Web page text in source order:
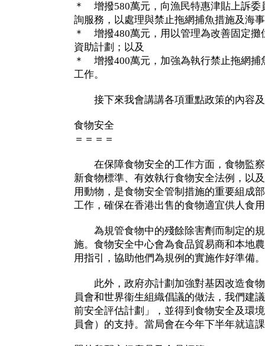
＊ 增撥580萬元，向漁民特惠津貼上訴委
詢服務，以處理與禁止拖網捕魚措施及海
＊ 增撥480萬元，用以管理為改善固定攤
資助計劃；以及
＊ 增撥400萬元，加強為執行禁止拖網捕
工作。
接下來我會講講各項重點政策的內容及
食物安全
＝＝＝＝
在保障食物安全的工作方面，食物監察
新食物標準、有效執行食物安全法例，以
用動物，是食物安全管制措施的重要組成
工作，確保在香港出售的食物適宜供人食
為規管食物中的殘餘除害劑而制定的規
施。食物安全中心會為食品貿易商和本地
用指引，協助他們為規例的實施作好準備。
此外，政府亦計劃加強對基因改造食物
員會和世界衞生組織倡議的做法，我們建
前安全評估計劃」，並得到食物安全及環
員會）的支持。當局會在今年下半年就這